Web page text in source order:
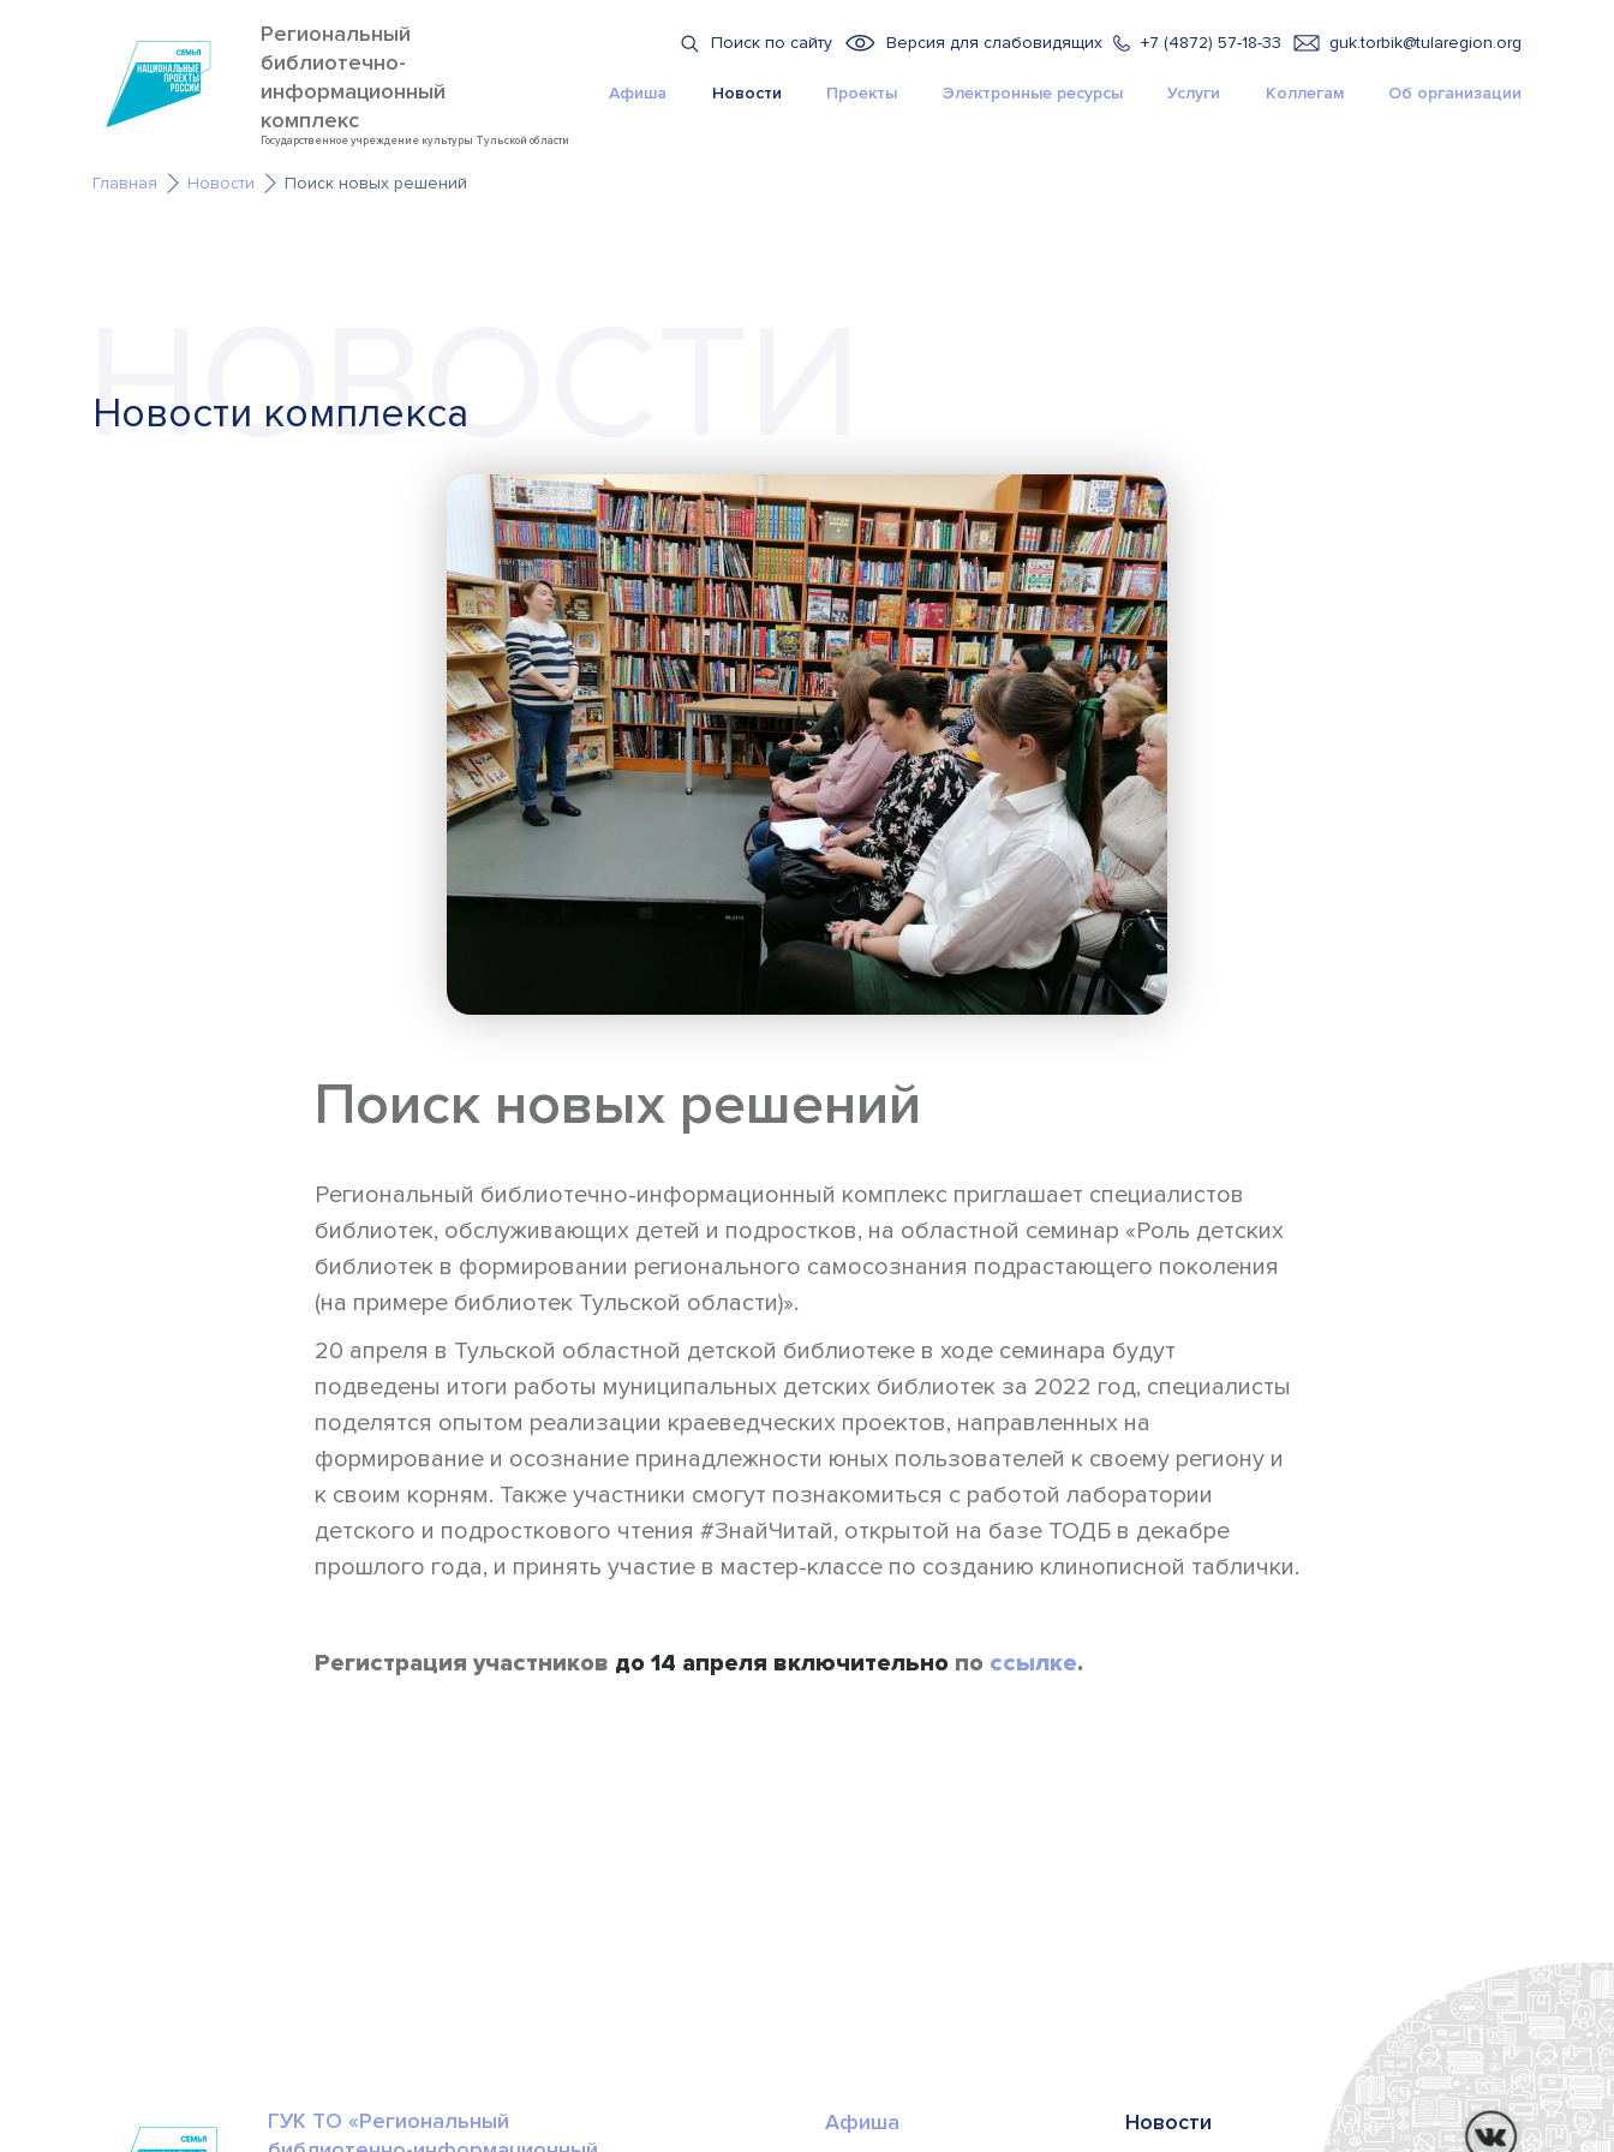
Региональный
библиотечно-
информационный
комплекс
Государственное учреждение культуры Тульской области
Поиск по сайту Версия для слабовидящих +7 (4872) 57-18-33 guk.torbik@tularegion.org
Афиша Новости Проекты Электронные ресурсы Услуги Коллегам Об организации
Главная Новости Поиск новых решений
Новости комплекса
НОВОСТИ
Поиск новых решений
Региональный библиотечно-информационный комплекс приглашает специалистов
библиотек, обслуживающих детей и подростков, на областной семинар «Роль детских
библиотек в формировании регионального самосознания подрастающего поколения
(на примере библиотек Тульской области)».
20 апреля в Тульской областной детской библиотеке в ходе семинара будут
подведены итоги работы муниципальных детских библиотек за 2022 год, специалисты
поделятся опытом реализации краеведческих проектов, направленных на
формирование и осознание принадлежности юных пользователей к своему региону и
к своим корням. Также участники смогут познакомиться с работой лаборатории
детского и подросткового чтения #ЗнайЧитай, открытой на базе ТОДБ в декабре
прошлого года, и принять участие в мастер-классе по созданию клинописной таблички.
Регистрация участников до 14 апреля включительно по ссылке.
ГУК ТО «Региональный
Афиша Новости